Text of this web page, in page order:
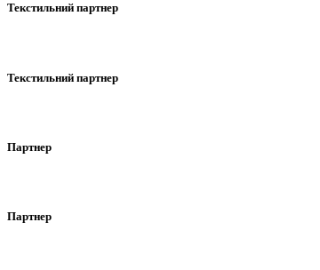
Текстильний партнер
Текстильний партнер
Партнер
Партнер